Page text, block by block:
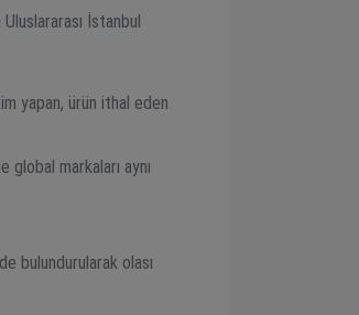
İstanbul
yapan, ürün ithal eden
markaları aynı
bulundurularak olası